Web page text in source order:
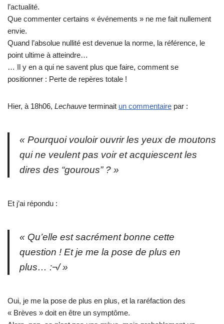
l’actualité.
Que commenter certains « événements » ne me fait nullement
envie.
Quand l’absolue nullité est devenue la norme, la référence, le
point ultime à atteindre…
… Il y en a qui ne savent plus que faire, comment se
positionner : Perte de repères totale !
Hier, à 18h06, Lechauve terminait un commentaire par :
« Pourquoi vouloir ouvrir les yeux de moutons
qui ne veulent pas voir et acquiescent les
dires des “gourous” ? »
Et j’ai répondu :
« Qu’elle est sacrément bonne cette
question ! Et je me la pose de plus en
plus… :¬/ »
Oui, je me la pose de plus en plus, et la raréfaction des
« Brèves » doit en être un symptôme.